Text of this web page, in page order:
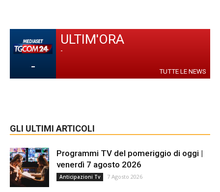
-
ULTIM'ORA
-
TUTTE LE NEWS
GLI ULTIMI ARTICOLI
Programmi TV del pomeriggio di oggi |
venerdì 7 agosto 2026
Anticipazioni Tv 7 Agosto 2026